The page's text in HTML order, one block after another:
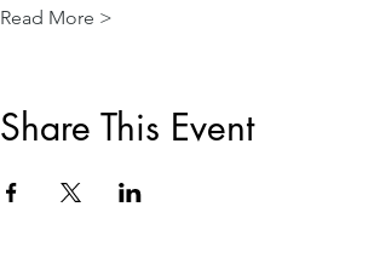
Read More >
Share This Event